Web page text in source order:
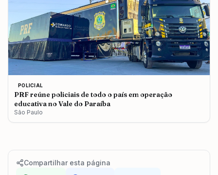
POLICIAL
PRF reúne policiais de todo o país em operação
educativa no Vale do Paraíba
São Paulo
Compartilhar esta página